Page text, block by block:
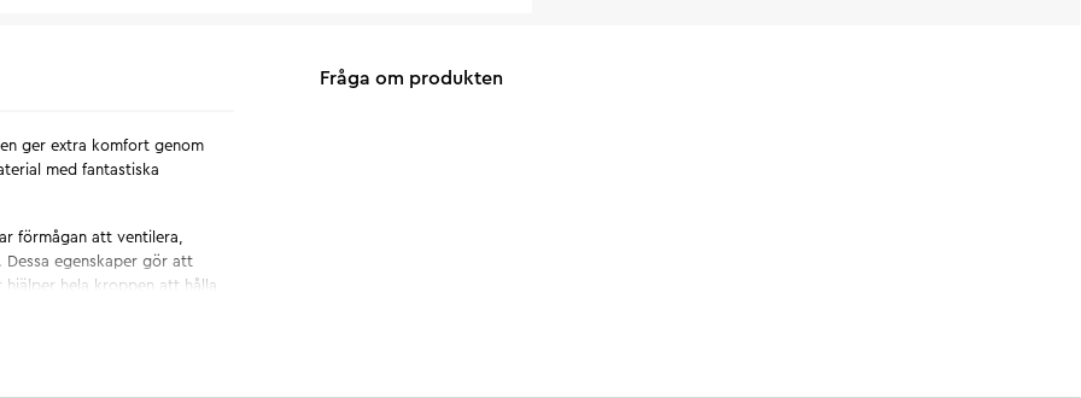
ger extra komfort genom
med fantastiska
förmågan att ventilera,
egenskaper gör att
hela kroppen att hålla
Fråga om produkten